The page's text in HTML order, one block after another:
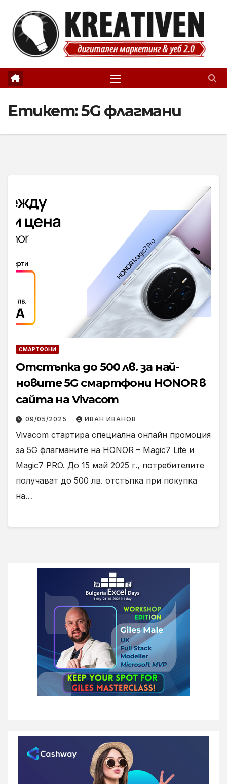
content
Етикет:5G флагмани
СМАРТФОНИ
Отстъпка до 500 лв. за най-
новите 5G смартфони HONOR в
сайта на Vivacom
09/05/2025 ИВАН ИВАНОВ
Vivacom стартира специална онлайн промоция
за 5G флагманите на HONOR – Magic7 Lite и
Magic7 PRO. До 15 май 2025 г., потребителите
получават до 500 лв. отстъпка при покупка
на…